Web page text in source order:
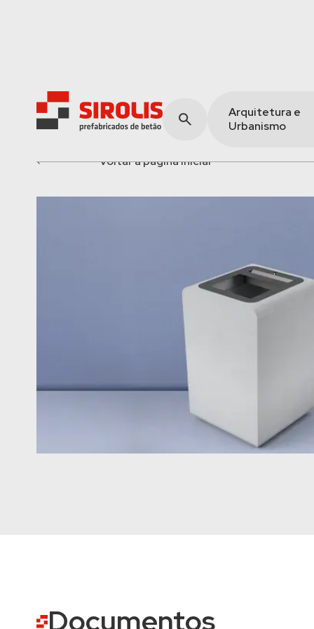
Arquitetura e
Urbanismo
voltar à página inicial
Documentos